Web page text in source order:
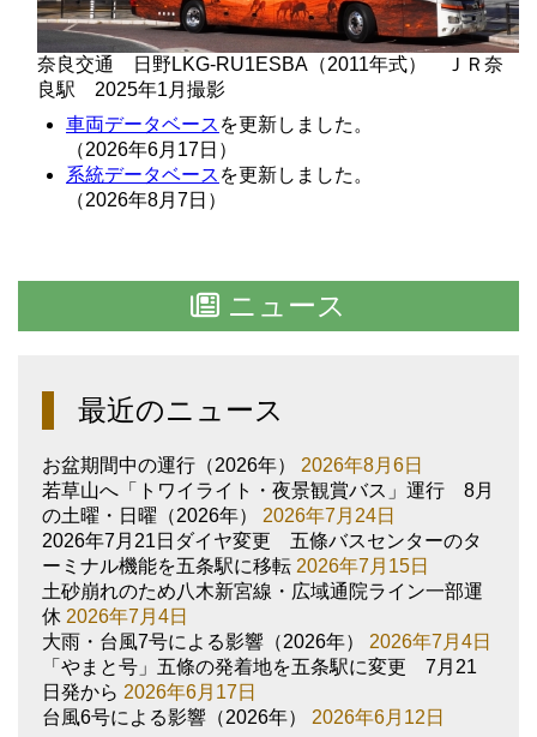
奈良交通 日野LKG-RU1ESBA（2011年式） ＪＲ奈
良駅 2025年1月撮影
車両データベース を更新しました。
（2026年6月17日）
系統データベース を更新しました。
（2026年8月7日）
ニュース
最近のニュース
お盆期間中の運行（2026年）
2026年8月6日
若草山へ「トワイライト・夜景観賞バス」運行 8月
の土曜・日曜（2026年）
2026年7月24日
2026年7月21日ダイヤ変更 五條バスセンターのタ
ーミナル機能を五条駅に移転 2026年7月15日
土砂崩れのため八木新宮線・広域通院ライン一部運
休 2026年7月4日
大雨・台風7号による影響（2026年）
2026年7月4日
「やまと号」五條の発着地を五条駅に変更 7月21
日発から 2026年6月17日
台風6号による影響（2026年）
2026年6月12日